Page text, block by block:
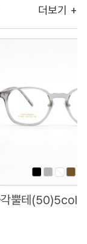
더보기 +